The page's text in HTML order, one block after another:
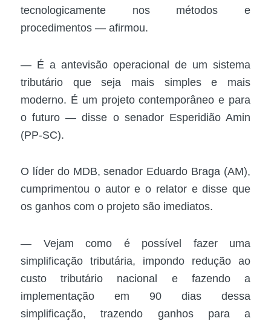
tecnologicamente nos métodos e
procedimentos ― afirmou.
― É a antevisão operacional de um sistema
tributário que seja mais simples e mais
moderno. É um projeto contemporâneo e para
o futuro ― disse o senador Esperidião Amin
(PP-SC).
O líder do MDB, senador Eduardo Braga (AM),
cumprimentou o autor e o relator e disse que
os ganhos com o projeto são imediatos.
— Vejam como é possível fazer uma
simplificação tributária, impondo redução ao
custo tributário nacional e fazendo a
implementação em 90 dias dessa
simplificação, trazendo ganhos para a